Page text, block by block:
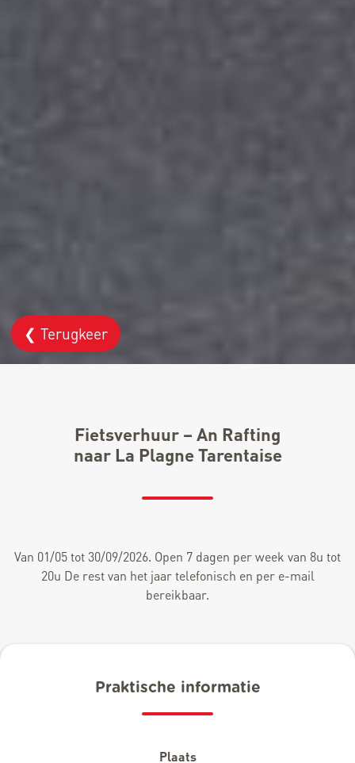
❮ Terugkeer
Fietsverhuur – An Rafting
naar La Plagne Tarentaise
Van 01/05 tot 30/09/2026. Open 7 dagen per week van 8u tot
20u De rest van het jaar telefonisch en per e-mail
bereikbaar.
Praktische informatie
Plaats